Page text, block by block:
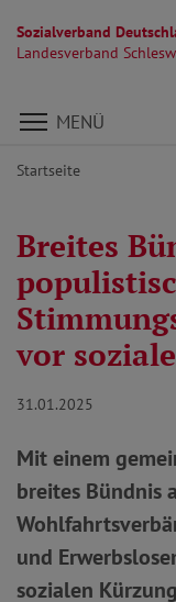
Sozialverband
Landesverband
Direkt zu den
MENÜ
Startseite
Breites
vor
31.01.2025
Mit einem
breites Bündnis
und
sozialen